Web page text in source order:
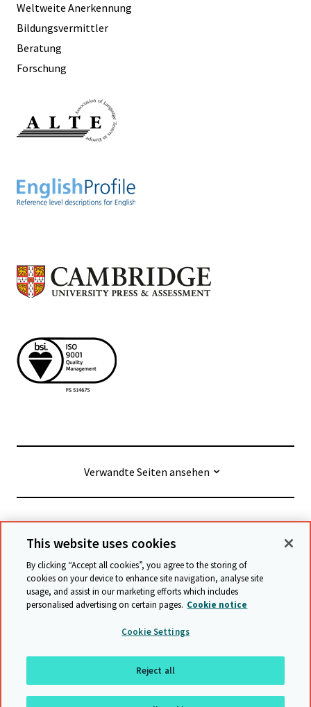
Weltweite Anerkennung
Bildungsvermittler
Beratung
Forschung
Verwandte Seiten ansehen
© Cambridge University Press & Assessment
Geschäftsbedingungen
Datenschutz
Erklärung zur Barrierefreiheit
Stellungnahme zu moderner Sklaverei
Schutzrichtlinien
Sitemap
Nach oben
This website uses cookies
By clicking “Accept all cookies”, you agree to the storing of
cookies on your device to enhance site navigation, analyse site
usage, and assist in our marketing efforts which includes
personalised advertising on certain pages. Cookie notice
Cookie Settings
Reject all